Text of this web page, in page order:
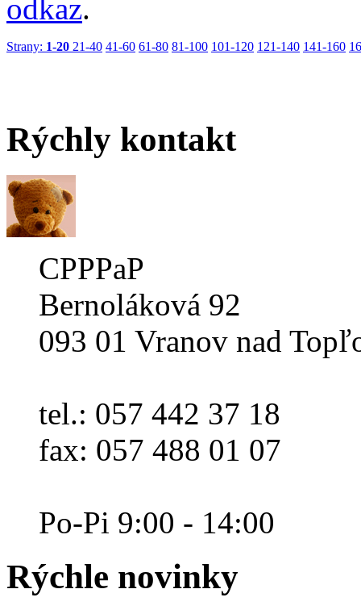
odkaz.
Strany: 1-20 21-40 41-60 61-80 81-100 101-120 121-140 141-160
Rýchly kontakt
CPPPaP
Bernoláková 92
093 01 Vranov nad
tel.: 057 442 37 18
fax: 057 488 01 07
Po-Pi 9:00 - 14:00
Rýchle novinky